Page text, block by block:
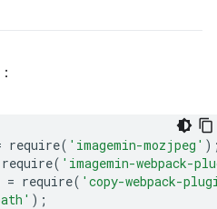
require( 'imagemin-mozjpeg'
require( 'imagemin-webpack-
= require( 'copy-webpack-
);